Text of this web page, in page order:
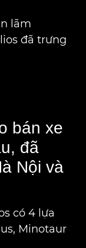
lãm
đã trưng
bán xe
đã
Nội và
có 4 lựa
Minotaur